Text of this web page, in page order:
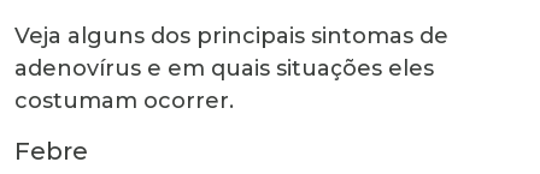
Veja alguns dos principais sintomas de
adenovírus e em quais situações eles
costumam ocorrer.
Febre